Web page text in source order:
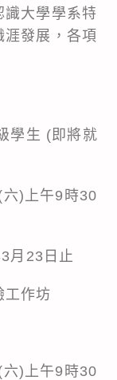
大學學系特
發展，各項
學生 (即將就
六)上午9時30
月23日止
工作坊
六)上午9時30